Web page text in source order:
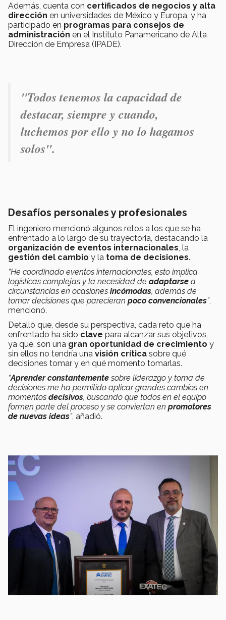
Además, cuenta con certificados de negocios y alta
dirección en universidades de México y Europa, y ha
participado en programas para consejos de
administración en el Instituto Panamericano de Alta
Dirección de Empresa (IPADE).
"Todos tenemos la capacidad de
destacar, siempre y cuando,
luchemos por ello y no lo hagamos
solos".
Desafíos personales y profesionales
El ingeniero mencionó algunos retos a los que se ha
enfrentado a lo largo de su trayectoria, destacando la
organización de eventos internacionales, la
gestión del cambio y la toma de decisiones.
“He coordinado eventos internacionales, esto implica
logísticas complejas y la necesidad de adaptarse a
circunstancias en ocasiones incómodas, además de
tomar decisiones que parecieran poco convencionales”,
mencionó.
Detalló que, desde su perspectiva, cada reto que ha
enfrentado ha sido clave para alcanzar sus objetivos,
ya que, son una gran oportunidad de crecimiento y
sin ellos no tendría una visión crítica sobre qué
decisiones tomar y en qué momento tomarlas.
“Aprender constantementesobre liderazgo y toma de
decisiones me ha permitido aplicar grandes cambios en
momentos decisivos, buscando que todos en el equipo
formen parte del proceso y se conviertan en promotores
de nuevas ideas”, añadió.